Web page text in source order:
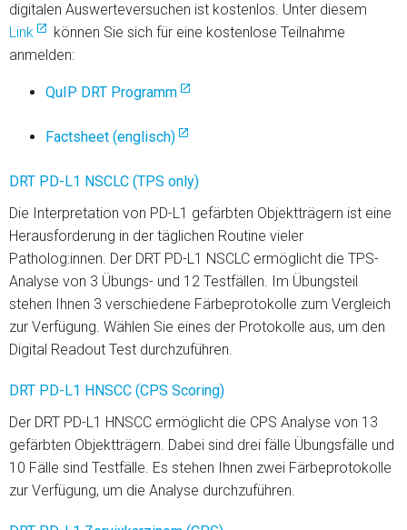
digitalen Auswerteversuchen ist kostenlos. Unter diesem
Link
können Sie sich für eine kostenlose Teilnahme
anmelden:
QuIP DRT Programm
Factsheet (englisch)
DRT PD-L1 NSCLC (TPS only)
Die Interpretation von PD-L1 gefärbten Objektträgern ist eine
Herausforderung in der täglichen Routine vieler
Patholog:innen. Der DRT PD-L1 NSCLC ermöglicht die TPS-
Analyse von 3 Übungs- und 12 Testfällen. Im Übungsteil
stehen Ihnen 3 verschiedene Färbeprotokolle zum Vergleich
zur Verfügung. Wählen Sie eines der Protokolle aus, um den
Digital Readout Test durchzuführen.
DRT PD-L1 HNSCC (CPS Scoring)
Der DRT PD-L1 HNSCC ermöglicht die CPS Analyse von 13
gefärbten Objektträgern. Dabei sind drei fälle Übungsfälle und
10 Fälle sind Testfälle. Es stehen Ihnen zwei Färbeprotokolle
zur Verfügung, um die Analyse durchzuführen.